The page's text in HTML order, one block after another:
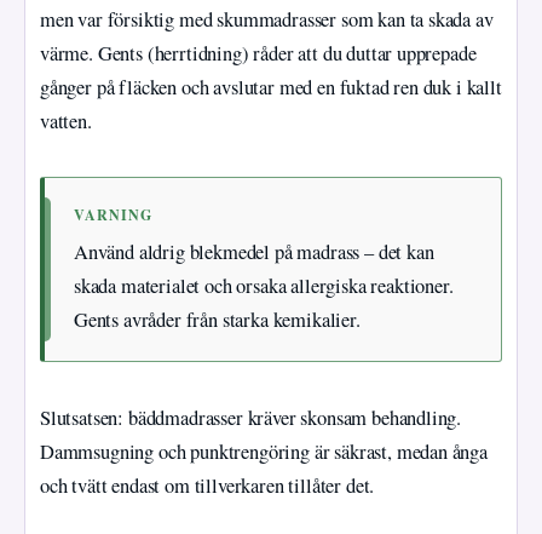
men var försiktig med skummadrasser som kan ta skada av
värme. Gents (herrtidning) råder att du duttar upprepade
gånger på fläcken och avslutar med en fuktad ren duk i kallt
vatten.
VARNING
Använd aldrig blekmedel på madrass – det kan
skada materialet och orsaka allergiska reaktioner.
Gents avråder från starka kemikalier.
Slutsatsen: bäddmadrasser kräver skonsam behandling.
Dammsugning och punktrengöring är säkrast, medan ånga
och tvätt endast om tillverkaren tillåter det.